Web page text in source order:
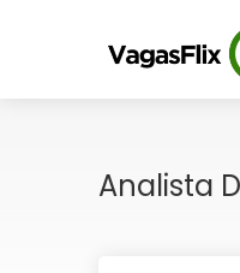
Analista